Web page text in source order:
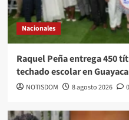
Nacionales
Raquel Peña entrega 450
techado escolar en
NOTISDOM 8 agosto 2026 0